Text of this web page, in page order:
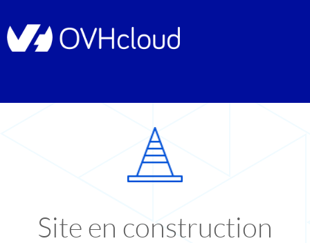
Site en construction